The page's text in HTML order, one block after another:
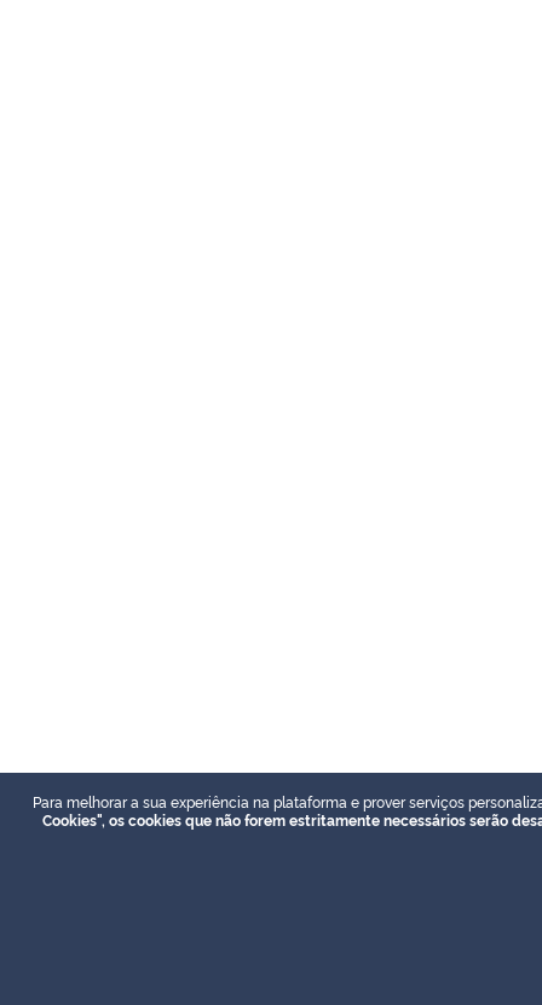
Para melhorar a sua experiência na plataforma e prover serviços
Cookies", os cookies que não forem estritamente necessários serão